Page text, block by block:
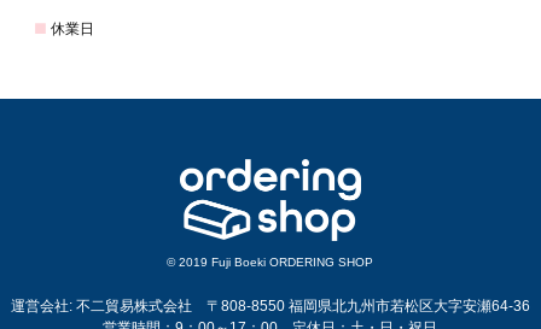
© 2019 Fuji Boeki ORDERING SHOP
運営会社: 不二貿易株式会社 〒808-8550 福岡県北九州市若松区大字安瀬64-36